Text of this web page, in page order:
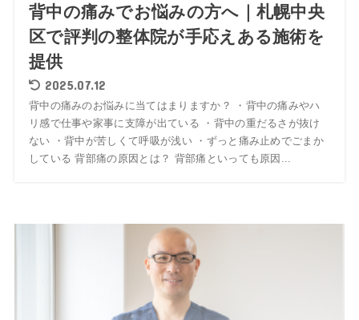
背中の痛みでお悩みの方へ｜札幌中央
区で評判の整体院が手応えある施術を
提供
2025.07.12
背中の痛みのお悩みに当てはまりますか？ ・背中の痛みやハ
リ感で仕事や家事に支障が出ている ・背中の重だるさが抜け
ない ・背中が苦しくて呼吸が浅い ・ずっと痛み止めでごまか
している 背部痛の原因とは？ 背部痛といっても原因...